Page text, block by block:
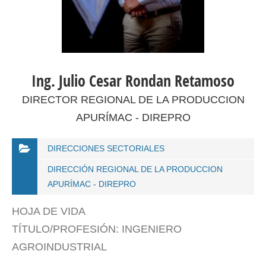
Ing. Julio Cesar Rondan Retamoso
DIRECTOR REGIONAL DE LA PRODUCCION
APURÍMAC - DIREPRO
DIRECCIONES SECTORIALES
DIRECCIÓN REGIONAL DE LA PRODUCCION
APURÍMAC - DIREPRO
HOJA DE VIDA
TÍTULO/PROFESIÓN: INGENIERO
AGROINDUSTRIAL